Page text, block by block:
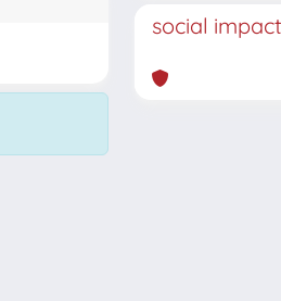
social impact